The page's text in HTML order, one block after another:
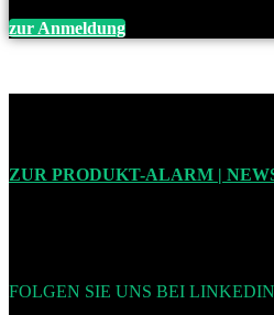
zur Anmeldung
ZUR PRODUKT-ALARM |
FOLGEN SIE UNS BEI LINKEDIN